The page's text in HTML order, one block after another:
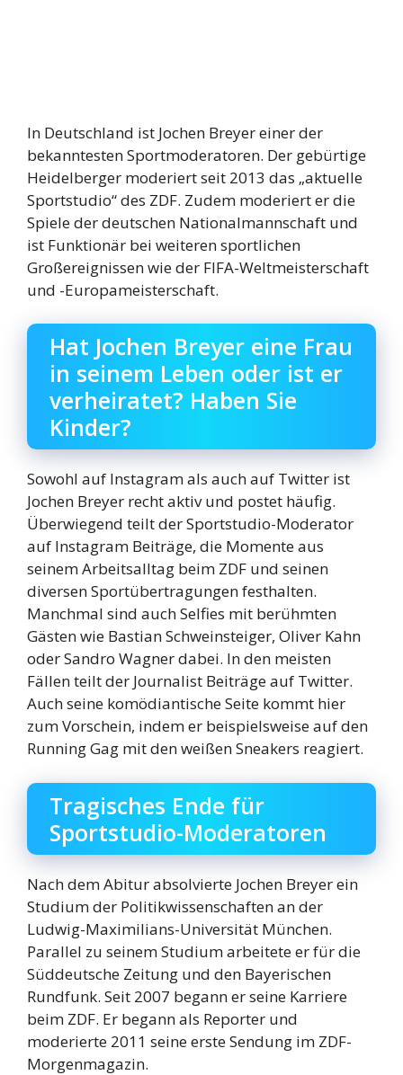
In Deutschland ist Jochen Breyer einer der
bekanntesten Sportmoderatoren. Der gebürtige
Heidelberger moderiert seit 2013 das „aktuelle
Sportstudio“ des ZDF. Zudem moderiert er die
Spiele der deutschen Nationalmannschaft und
ist Funktionär bei weiteren sportlichen
Großereignissen wie der FIFA-Weltmeisterschaft
und -Europameisterschaft.
Hat Jochen Breyer eine Frau
in seinem Leben oder ist er
verheiratet? Haben Sie
Kinder?
Sowohl auf Instagram als auch auf Twitter ist
Jochen Breyer recht aktiv und postet häufig.
Überwiegend teilt der Sportstudio-Moderator
auf Instagram Beiträge, die Momente aus
seinem Arbeitsalltag beim ZDF und seinen
diversen Sportübertragungen festhalten.
Manchmal sind auch Selfies mit berühmten
Gästen wie Bastian Schweinsteiger, Oliver Kahn
oder Sandro Wagner dabei. In den meisten
Fällen teilt der Journalist Beiträge auf Twitter.
Auch seine komödiantische Seite kommt hier
zum Vorschein, indem er beispielsweise auf den
Running Gag mit den weißen Sneakers reagiert.
Tragisches Ende für
Sportstudio-Moderatoren
Nach dem Abitur absolvierte Jochen Breyer ein
Studium der Politikwissenschaften an der
Ludwig-Maximilians-Universität München.
Parallel zu seinem Studium arbeitete er für die
Süddeutsche Zeitung und den Bayerischen
Rundfunk. Seit 2007 begann er seine Karriere
beim ZDF. Er begann als Reporter und
moderierte 2011 seine erste Sendung im ZDF-
Morgenmagazin.